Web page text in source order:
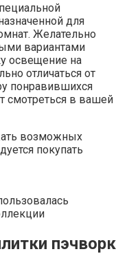
для
Желательно
вариантами
освещение на
отличаться от
понравившихся
смотреться в вашей
возможных
покупать
пэчворк